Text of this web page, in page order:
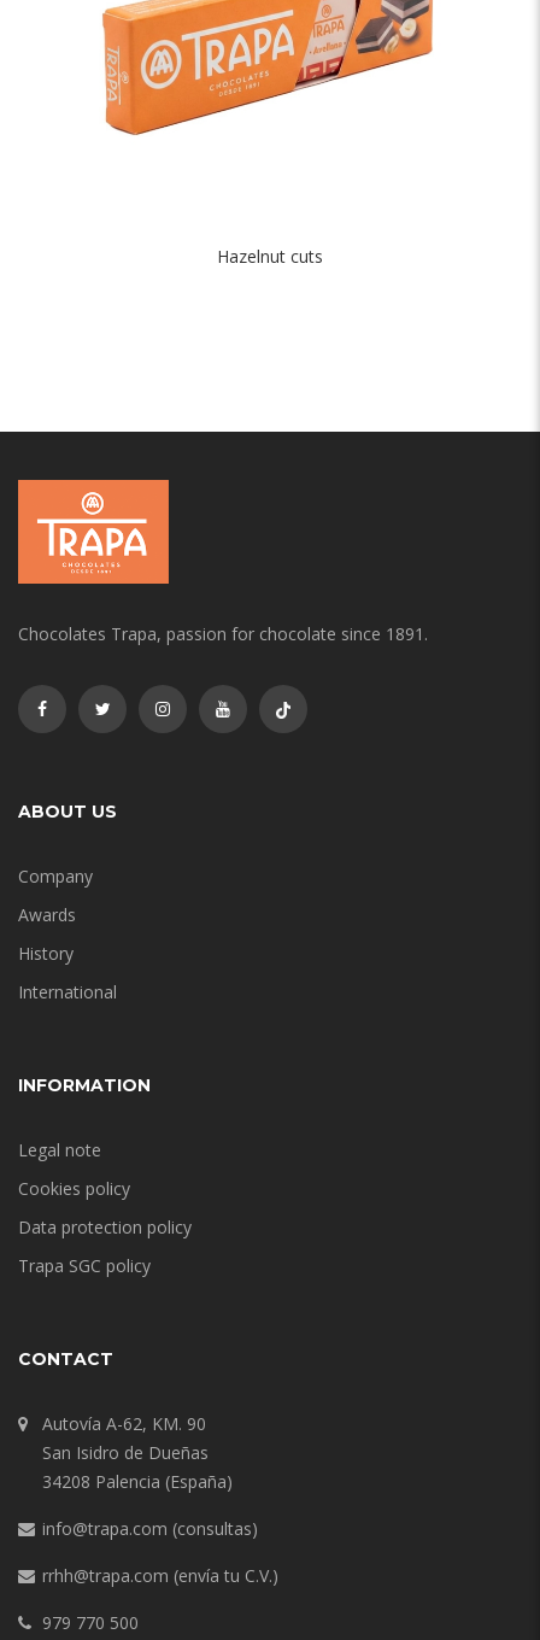
Hazelnut cuts
Chocolates Trapa, passion for chocolate since 1891.
ABOUT US
Company
Awards
History
International
INFORMATION
Legal note
Cookies policy
Data protection policy
Trapa SGC policy
CONTACT
Autovía A-62, KM. 90
San Isidro de Dueñas
34208 Palencia (España)
info@trapa.com (consultas)
rrhh@trapa.com (envía tu C.V.)
979 770 500